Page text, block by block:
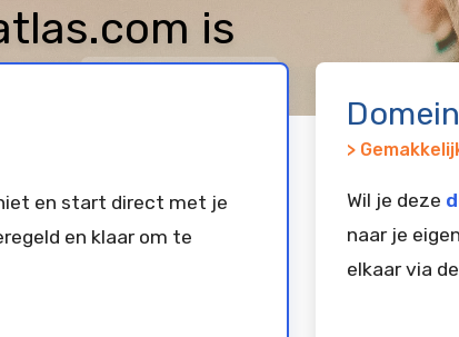
is
en start direct met je
en klaar om te
>
Wil je deze
naar je
elkaar via